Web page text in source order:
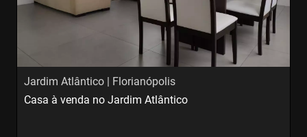
Jardim Atlântico | Florianópolis
Casa à venda no Jardim Atlântico